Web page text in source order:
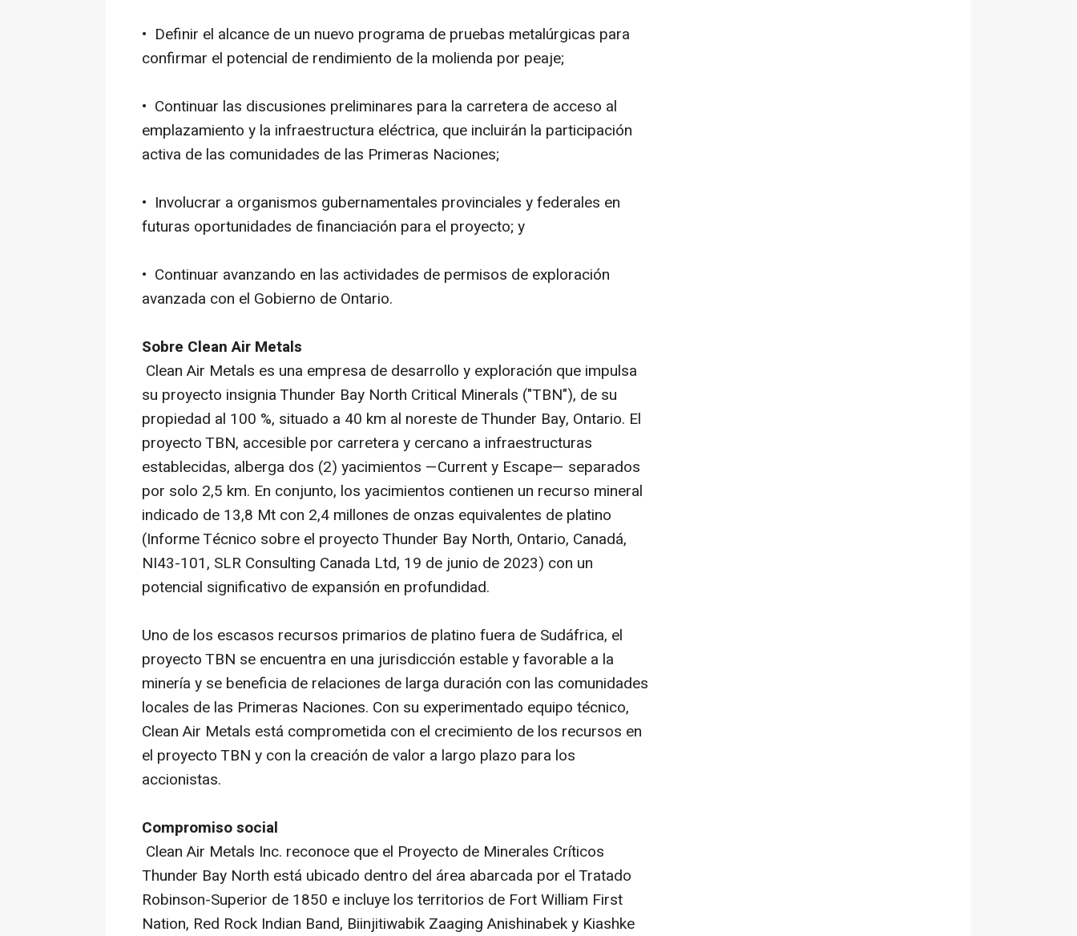
• Definir el alcance de un nuevo programa de pruebas metalúrgicas para
confirmar el potencial de rendimiento de la molienda por peaje;
• Continuar las discusiones preliminares para la carretera de acceso al
emplazamiento y la infraestructura eléctrica, que incluirán la participación
activa de las comunidades de las Primeras Naciones;
• Involucrar a organismos gubernamentales provinciales y federales en
futuras oportunidades de financiación para el proyecto; y
• Continuar avanzando en las actividades de permisos de exploración
avanzada con el Gobierno de Ontario.
Sobre Clean Air Metals
Clean Air Metals es una empresa de desarrollo y exploración que impulsa
su proyecto insignia Thunder Bay North Critical Minerals ("TBN"), de su
propiedad al 100 %, situado a 40 km al noreste de Thunder Bay, Ontario. El
proyecto TBN, accesible por carretera y cercano a infraestructuras
establecidas, alberga dos (2) yacimientos —Current y Escape— separados
por solo 2,5 km. En conjunto, los yacimientos contienen un recurso mineral
indicado de 13,8 Mt con 2,4 millones de onzas equivalentes de platino
(Informe Técnico sobre el proyecto Thunder Bay North, Ontario, Canadá,
NI43-101, SLR Consulting Canada Ltd, 19 de junio de 2023) con un
potencial significativo de expansión en profundidad.
Uno de los escasos recursos primarios de platino fuera de Sudáfrica, el
proyecto TBN se encuentra en una jurisdicción estable y favorable a la
minería y se beneficia de relaciones de larga duración con las comunidades
locales de las Primeras Naciones. Con su experimentado equipo técnico,
Clean Air Metals está comprometida con el crecimiento de los recursos en
el proyecto TBN y con la creación de valor a largo plazo para los
accionistas.
Compromiso social
Clean Air Metals Inc. reconoce que el Proyecto de Minerales Críticos
Thunder Bay North está ubicado dentro del área abarcada por el Tratado
Robinson-Superior de 1850 e incluye los territorios de Fort William First
Nation, Red Rock Indian Band, Biinjitiwabik Zaaging Anishinabek y Kiashke